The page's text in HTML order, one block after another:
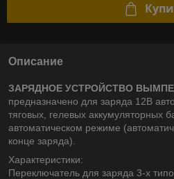
Описание
ЗАРЯДНОЕ УСТРОЙСТВО
предназначено для заряда 12В
тяговых, гелевых аккумуляторных
автоматическом режиме
конце заряда).
Характеристики:
Переключатель для заряда 3-х